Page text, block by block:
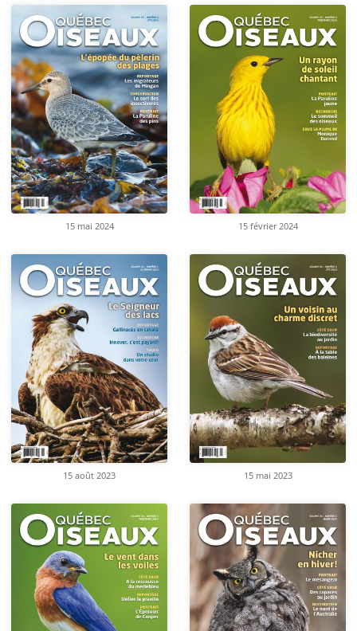
15 mai 2024 15 février 2024
15 août 2023 15 mai 2023